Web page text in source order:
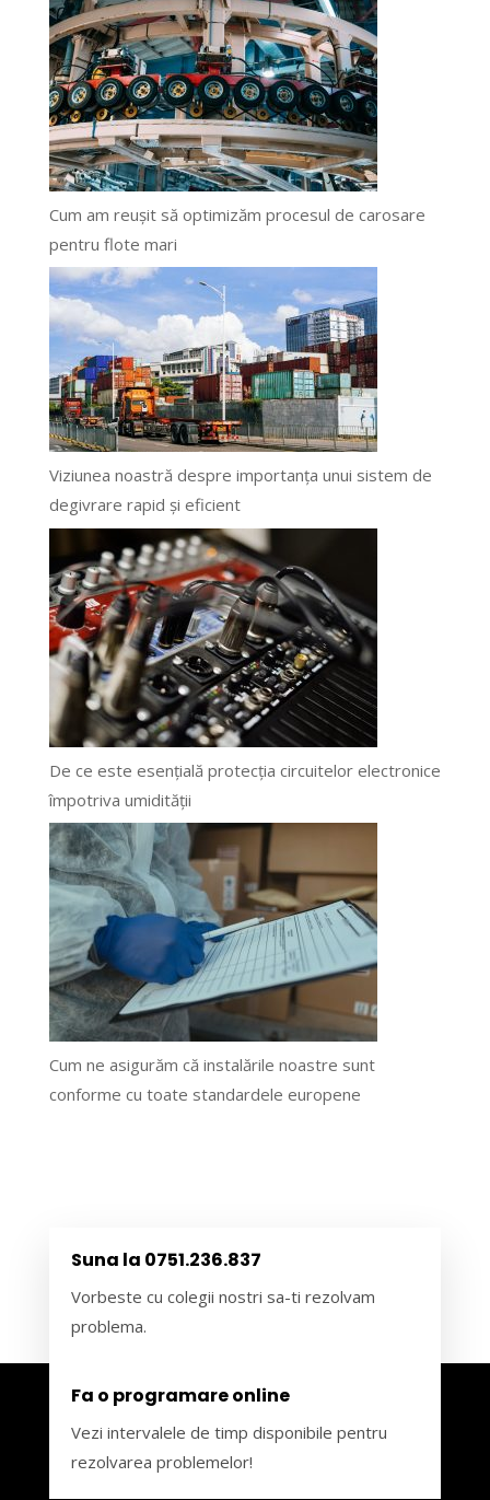
Cum am reușit să optimizăm procesul de carosare
pentru flote mari
Viziunea noastră despre importanța unui sistem de
degivrare rapid și eficient
De ce este esențială protecția circuitelor electronice
împotriva umidității
Cum ne asigurăm că instalările noastre sunt
conforme cu toate standardele europene
Suna la 0751.236.837
Vorbeste cu colegii nostri sa-ti rezolvam
problema.
Fa o programare online
Vezi intervalele de timp disponibile pentru
rezolvarea problemelor!